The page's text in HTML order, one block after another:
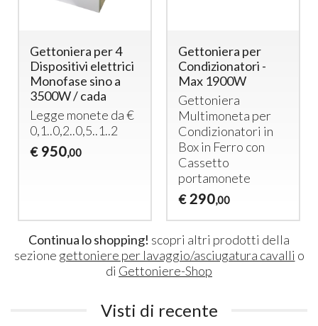
Gettoniera per 4
Dispositivi elettrici
Monofase sino a
3500W / cada
Legge monete da €
0,1..0,2..0,5..1..2
€ 950,00
Gettoniera per
Condizionatori -
Max 1900W
Gettoniera
Multimoneta per
Condizionatori in
Box in Ferro con
Cassetto
portamonete
€ 290,00
Continua lo shopping! scopri altri prodotti della
sezione gettoniere per lavaggio/asciugatura cavalli o
di Gettoniere-Shop
Visti di recente